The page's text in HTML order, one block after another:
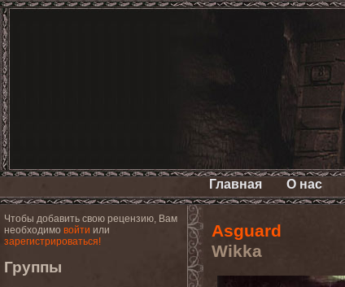
Главная О нас
Чтобы добавить свою рецензию, Вам
необходимо войти или
зарегистрироваться!
Группы
Asguard
Wikka